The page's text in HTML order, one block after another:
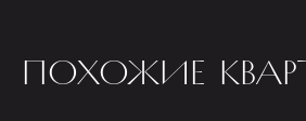
ПОХОЖИЕ